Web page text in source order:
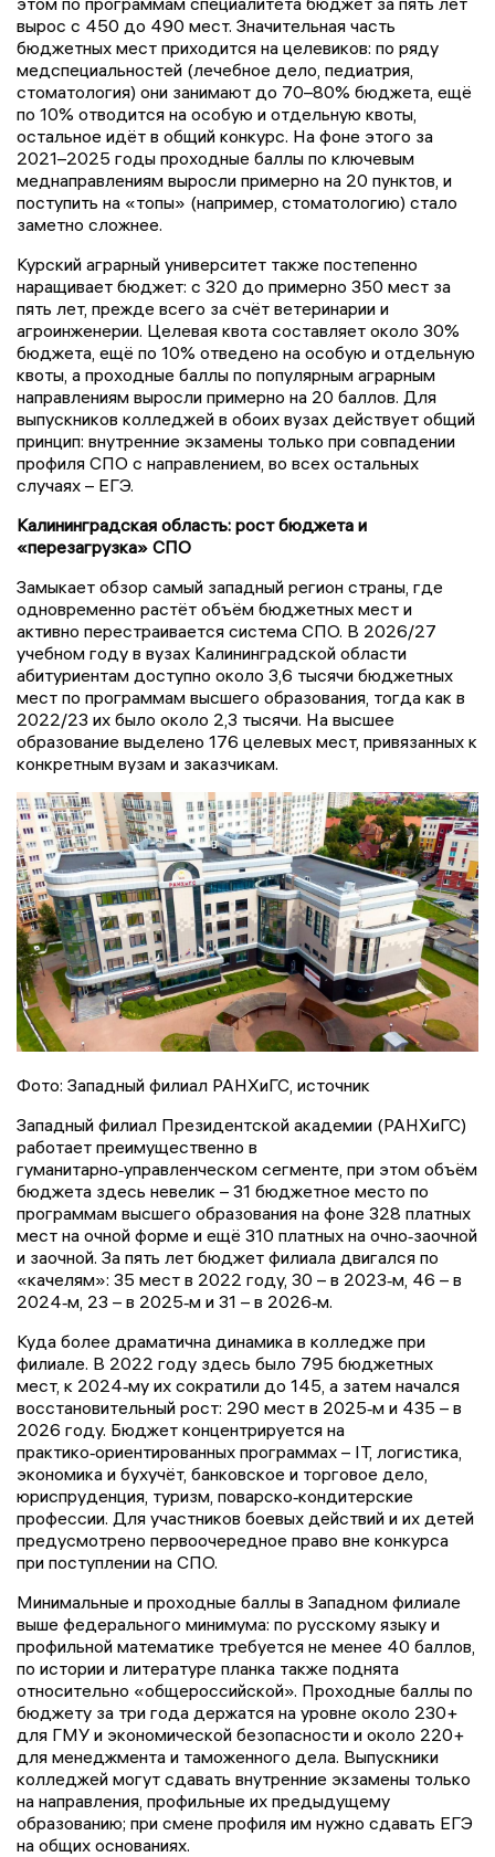
вырос с 450 до 490 мест. Значительная часть
бюджетных мест приходится на целевиков: по ряду
медспециальностей (лечебное дело, педиатрия,
стоматология) они занимают до 70–80% бюджета, ещё
по 10% отводится на особую и отдельную квоты,
остальное идёт в общий конкурс. На фоне этого за
2021–2025 годы проходные баллы по ключевым
меднаправлениям выросли примерно на 20 пунктов, и
поступить на «топы» (например, стоматологию) стало
заметно сложнее.
Курский аграрный университет также постепенно
наращивает бюджет: с 320 до примерно 350 мест за
пять лет, прежде всего за счёт ветеринарии и
агроинженерии. Целевая квота составляет около 30%
бюджета, ещё по 10% отведено на особую и отдельную
квоты, а проходные баллы по популярным аграрным
направлениям выросли примерно на 20 баллов. Для
выпускников колледжей в обоих вузах действует общий
принцип: внутренние экзамены только при совпадении
профиля СПО с направлением, во всех остальных
случаях – ЕГЭ.
Калининградская область: рост бюджета и
«перезагрузка» СПО
Замыкает обзор самый западный регион страны, где
одновременно растёт объём бюджетных мест и
активно перестраивается система СПО. В 2026/27
учебном году в вузах Калининградской области
абитуриентам доступно около 3,6 тысячи бюджетных
мест по программам высшего образования, тогда как в
2022/23 их было около 2,3 тысячи. На высшее
образование выделено 176 целевых мест, привязанных к
конкретным вузам и заказчикам.
Фото: Западный филиал РАНХиГС, источник
Западный филиал Президентской академии (РАНХиГС)
работает преимущественно в
гуманитарно‑управленческом сегменте, при этом объём
бюджета здесь невелик – 31 бюджетное место по
программам высшего образования на фоне 328 платных
мест на очной форме и ещё 310 платных на очно‑заочной
и заочной. За пять лет бюджет филиала двигался по
«качелям»: 35 мест в 2022 году, 30 – в 2023‑м, 46 – в
2024‑м, 23 – в 2025‑м и 31 – в 2026‑м.
Куда более драматична динамика в колледже при
филиале. В 2022 году здесь было 795 бюджетных
мест, к 2024‑му их сократили до 145, а затем начался
восстановительный рост: 290 мест в 2025‑м и 435 – в
2026 году. Бюджет концентрируется на
практико‑ориентированных программах – IT, логистика,
экономика и бухучёт, банковское и торговое дело,
юриспруденция, туризм, поварско‑кондитерские
профессии. Для участников боевых действий и их детей
предусмотрено первоочередное право вне конкурса
при поступлении на СПО.
Минимальные и проходные баллы в Западном филиале
выше федерального минимума: по русскому языку и
профильной математике требуется не менее 40 баллов,
по истории и литературе планка также поднята
относительно «общероссийской». Проходные баллы по
бюджету за три года держатся на уровне около 230+
для ГМУ и экономической безопасности и около 220+
для менеджмента и таможенного дела. Выпускники
колледжей могут сдавать внутренние экзамены только
на направления, профильные их предыдущему
образованию; при смене профиля им нужно сдавать ЕГЭ
на общих основаниях.